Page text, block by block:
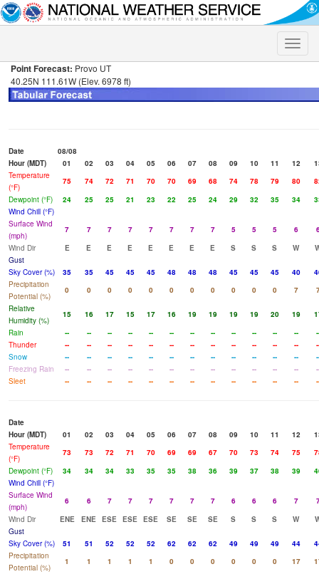
Toggle
Point Forecast: Provo UT
40.25N 111.61W (Elev. 6978 ft)
Date
08/08
Hour (MDT)
01 02 03 04 05 06 07 08 09 10 11 12
Temperature
(°F)
75 74 72 71 70 70 69 68 74 78 79 80
Dewpoint (°F)
24 25 25 21 23 22 25 24 29 32 35 34
Wind Chill (°F)
Surface Wind
(mph)
7 7 7 7 7 7 7 7 5 5 5 6
Wind Dir
E E E E E E E E S S S W
Gust
Sky Cover (%)
35 35 45 45 45 48 48 48 45 45 45 40
Precipitation
Potential (%)
0 0 0 0 0 0 0 0 0 0 0 7
Relative
Humidity (%)
15 16 17 15 17 16 19 19 19 19 20 19
Rain
-- -- -- -- -- -- -- -- -- -- -- --
Thunder
-- -- -- -- -- -- -- -- -- -- -- --
Snow
-- -- -- -- -- -- -- -- -- -- -- --
Freezing Rain
-- -- -- -- -- -- -- -- -- -- -- --
Sleet
-- -- -- -- -- -- -- -- -- -- -- --
Date
Hour (MDT)
01 02 03 04 05 06 07 08 09 10 11 12
Temperature
(°F)
73 73 72 71 70 69 69 67 70 73 74 75
Dewpoint (°F)
34 34 34 33 35 35 38 36 39 37 38 39
Wind Chill (°F)
Surface Wind
(mph)
6 6 7 7 7 7 7 7 6 6 6 7
Wind Dir
ENE ENE ESE ESE ESE SE SE SE S S S W
Gust
Sky Cover (%)
51 51 52 52 52 62 62 62 49 49 49 44
Precipitation
Potential (%)
1 1 1 1 1 0 0 0 0 0 0 17